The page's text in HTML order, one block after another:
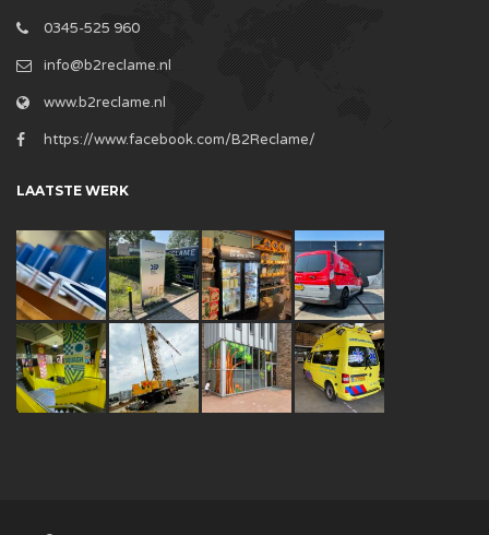
0345-525 960
info@b2reclame.nl
www.b2reclame.nl
https://www.facebook.com/B2Reclame/
LAATSTE WERK